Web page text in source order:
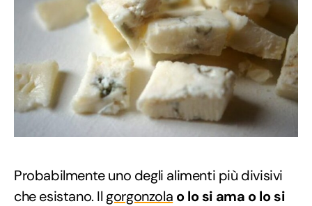
Probabilmente uno degli alimenti più divisivi
che esistano. Il gorgonzola o lo si ama o lo si